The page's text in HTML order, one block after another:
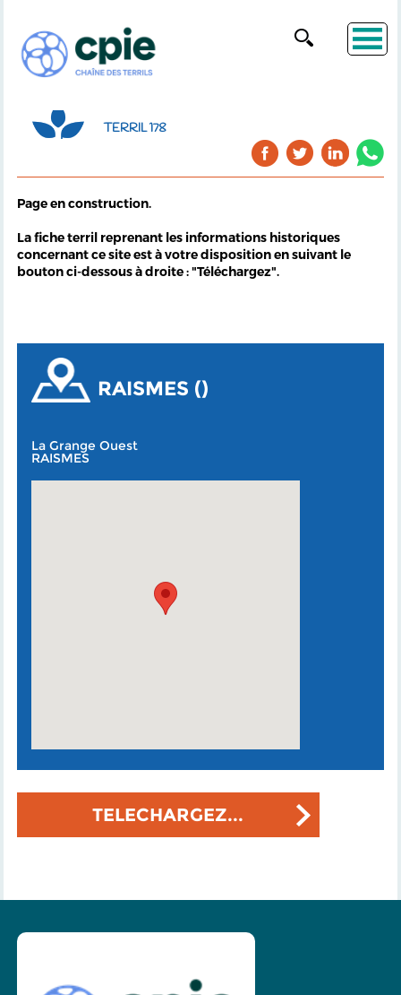
TERRIL 178
Page en construction.
La fiche terril reprenant les informations historiques
concernant ce site est à votre disposition en suivant le
bouton ci-dessous à droite : "Téléchargez".
RAISMES ()
La Grange Ouest
RAISMES
TELECHARGEZ...